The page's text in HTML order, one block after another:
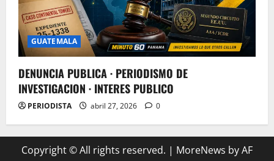
GUATEMALA
DENUNCIA PUBLICA · PERIODISMO DE
INVESTIGACION · INTERES PUBLICO
PERIODISTA abril 27, 2026 0
Copyright © All rights reserved. | MoreNews by AF